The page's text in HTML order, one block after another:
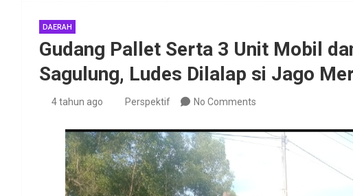
DAERAH
Gudang Pallet Serta 3 Unit Mobil
Sagulung, Ludes Dilalap si Jago
4 tahun ago Perspektif No Comments